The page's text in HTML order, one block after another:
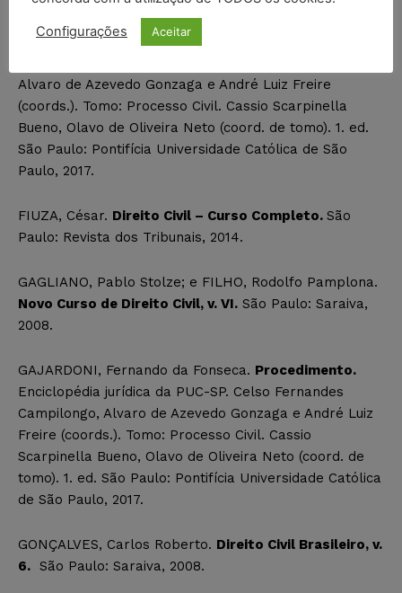
FERRARI NETO, Luiz Antonio.
Alvaro de Azevedo Gonzaga e André Luiz Freire
(coords.). Tomo: Processo Civil. Cassio Scarpinella
Bueno, Olavo de Oliveira Neto (coord. de tomo). 1. ed.
São Paulo: Pontifícia Universidade Católica de São
Paulo, 2017.
FIUZA, César. Direito Civil – Curso Completo. São
Paulo: Revista dos Tribunais, 2014.
GAGLIANO, Pablo Stolze; e FILHO, Rodolfo Pamplona.
Novo Curso de Direito Civil, v. VI. São Paulo: Saraiva,
2008.
GAJARDONI, Fernando da Fonseca. Procedimento.
Enciclopédia jurídica da PUC-SP. Celso Fernandes
Campilongo, Alvaro de Azevedo Gonzaga e André Luiz
Freire (coords.). Tomo: Processo Civil. Cassio
Scarpinella Bueno, Olavo de Oliveira Neto (coord. de
tomo). 1. ed. São Paulo: Pontifícia Universidade Católica
de São Paulo, 2017.
GONÇALVES, Carlos Roberto. Direito Civil Brasileiro, v.
6. São Paulo: Saraiva, 2008.
Configurações Aceitar